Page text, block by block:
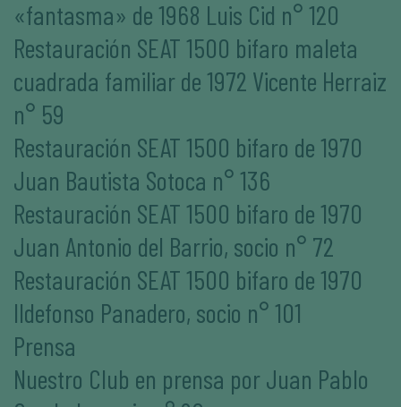
«fantasma» de 1968 Luis Cid n° 120
Restauración SEAT 1500 bifaro maleta
cuadrada familiar de 1972 Vicente Herraiz
n° 59
Restauración SEAT 1500 bifaro de 1970
Juan Bautista Sotoca n° 136
Restauración SEAT 1500 bifaro de 1970
Juan Antonio del Barrio, socio n° 72
Restauración SEAT 1500 bifaro de 1970
Ildefonso Panadero, socio n° 101
Prensa
Nuestro Club en prensa por Juan Pablo